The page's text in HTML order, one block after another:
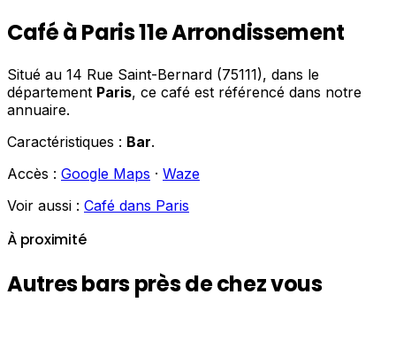
Café à Paris 11e Arrondissement
Situé au 14 Rue Saint-Bernard (75111), dans le
département Paris, ce café est référencé dans notre
annuaire.
Caractéristiques : Bar.
Accès : Google Maps · Waze
Voir aussi : Café dans Paris
À proximité
Autres bars près de chez vous